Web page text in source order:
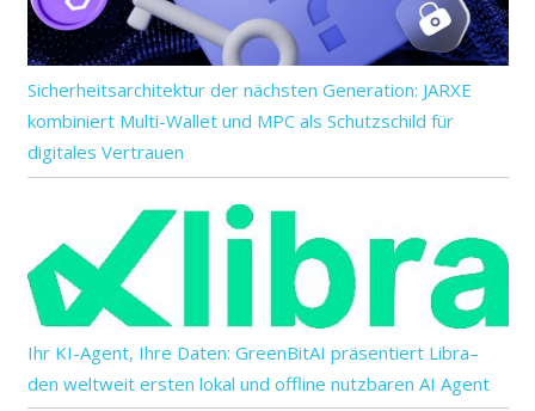
Sicherheitsarchitektur der nächsten Generation: JARXE
kombiniert Multi-Wallet und MPC als Schutzschild für
digitales Vertrauen
Ihr KI-Agent, Ihre Daten: GreenBitAI präsentiert Libra–
den weltweit ersten lokal und offline nutzbaren AI Agent